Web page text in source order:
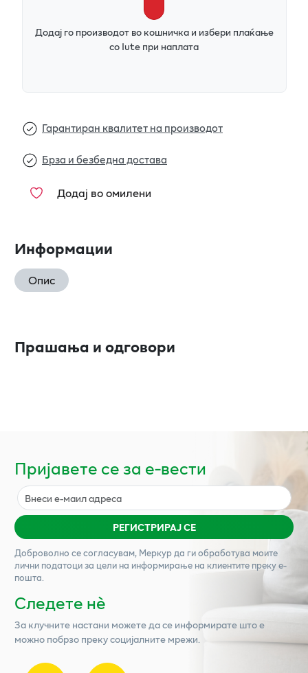
Додај го производот во кошничка и избери плаќање
со Iute при наплата
Гарантиран квалитет на производот
Брза и безбедна достава
Додај во омилени
Информации
Опис
Прашања и одговори
Пријавете се за е-вести
РЕГИСТРИРАЈ СЕ
Доброволно се согласувам, Меркурда ги обработува моите
лични податоци за цели на информирање на клиентите преку е-
пошта.
Следете нѐ
За клучните настани можете да се информирате што е
можно побрзо преку социјалните мрежи.